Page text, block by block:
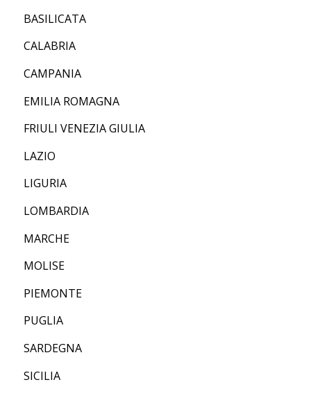
BASILICATA
CALABRIA
CAMPANIA
EMILIA ROMAGNA
FRIULI VENEZIA GIULIA
LAZIO
LIGURIA
LOMBARDIA
MARCHE
MOLISE
PIEMONTE
PUGLIA
SARDEGNA
SICILIA